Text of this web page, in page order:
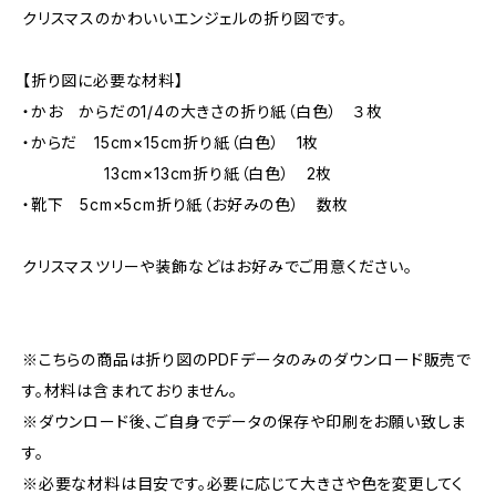
クリスマスのかわいいエンジェルの折り図です。
【折り図に必要な材料】
・かお からだの1/4の大きさの折り紙（白色） ３枚
・からだ 15cm×15cm折り紙（白色） 1枚
13cm×13cm折り紙（白色） 2枚
・靴下 5cm×5cm折り紙（お好みの色） 数枚
クリスマスツリーや装飾などはお好みでご用意ください。
※こちらの商品は折り図のPDFデータのみのダウンロード販売で
す。材料は含まれておりません。
※ダウンロード後、ご自身でデータの保存や印刷をお願い致しま
す。
※必要な材料は目安です。必要に応じて大きさや色を変更してく